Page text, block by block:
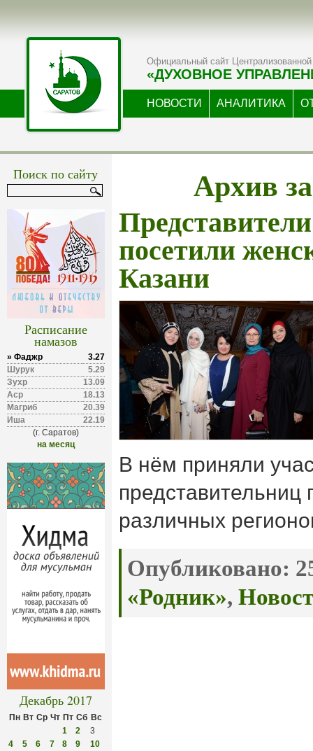
Официальный сайт Централизованной
«ДУХОВНОЕ
НОВОСТИ АНАЛИТИКА
Поиск по сайту
Расписание
намазов
» Фаджр
3.27
Шурук
5.29
Зухр
13.09
Аср
18.13
Магриб
20.39
Иша
22.19
(г. Саратов)
на месяц
Декабрь 2017
Пн Вт Ср Чт Пт Сб Вс
1
2
3
4
5 6 7 8 9
10
Архив
посетили
Казани
В нём приняли
представительниц
различных
Опубликовано:
«Родник»,